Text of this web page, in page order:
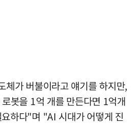
체가 버불이라고 얘기를 하지만,
봇을 1억 개를 만든다면 1억개
하다"며 "AI 시대가 어떻게 진